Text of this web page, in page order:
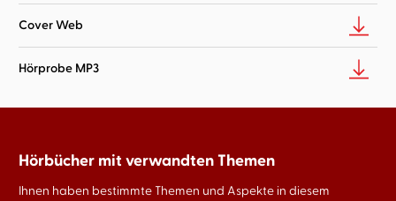
Cover Web
Hörprobe MP3
Hörbücher mit verwandten Themen
Ihnen haben bestimmte Themen und Aspekte in diesem